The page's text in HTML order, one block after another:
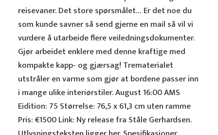
reisevaner. Det store spørsmålet… Er det noe du
som kunde savner så send gjerne en mail så vil vi
vurdere å utarbeide flere veiledningsdokumenter.
Gjør arbeidet enklere med denne kraftige med
kompakte kapp- og gjærsag! Trematerialet
utstråler en varme som gjør at bordene passer inn
i mange ulike interiørstiler. August 16:00 AMS
Eidition: 75 Størrelse: 76,5 x 61,3 cm uten ramme
Pris: €1500 Link: Ny release fra Ståle Gerhardsen.